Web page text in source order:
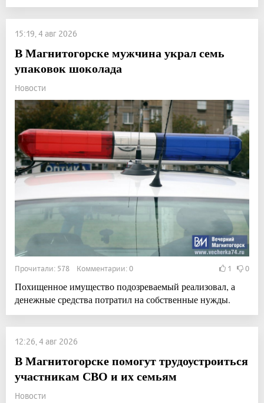
15:19, 4 авг 2026
В Магнитогорске мужчина украл семь
упаковок шоколада
Новости
Прочитали: 578 Комментарии: 0 1 0
Похищенное имущество подозреваемый реализовал, а
денежные средства потратил на собственные нужды.
12:26, 4 авг 2026
В Магнитогорске помогут трудоустроиться
участникам СВО и их семьям
Новости